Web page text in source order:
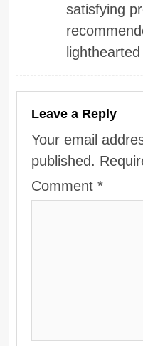
satisfying
Leave a Reply
Your email
published.
Comment*